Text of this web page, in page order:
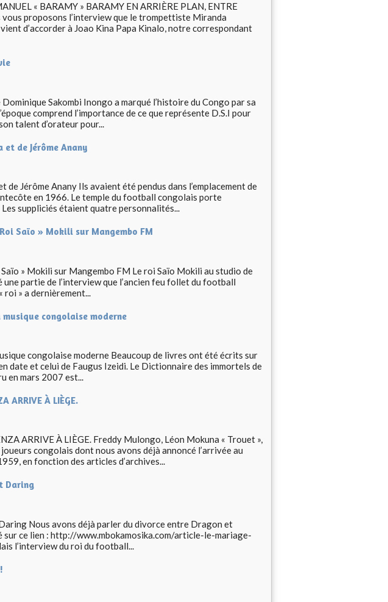
« BARAMY » BARAMY EN ARRIÈRE PLAN, ENTRE
vous proposons l’interview que le trompettiste Miranda
vient d’accorder à Joao Kina Papa Kinalo, notre correspondant
Sakombi Inongo a marqué l’histoire du Congo par sa
comprend l’importance de ce que représente D.S.I pour
talent d’orateur pour...
et de Jérôme Anany
de Jérôme Anany Ils avaient été pendus dans l’emplacement de
en 1966. Le temple du football congolais porte
suppliciés étaient quatre personnalités...
Saïo » Mokili sur Mangembo FM
» Mokili sur Mangembo FM Le roi Saïo Mokili au studio de
partie de l’interview que l’ancien feu follet du football
» a dernièrement...
congolaise moderne
congolaise moderne Beaucoup de livres ont été écrits sur
date et celui de Faugus Izeidi. Le Dictionnaire des immortels de
en mars 2007 est...
ARRIVE À LIÈGE.
ARRIVE À LIÈGE. Freddy Mulongo, Léon Mokuna « Trouet »,
congolais dont nous avons déjà annoncé l’arrivée au
en fonction des articles d’archives...
Daring
Nous avons déjà parler du divorce entre Dragon et
sur ce lien : http://www.mbokamosika.com/article-le-mariage-
l’interview du roi du football...